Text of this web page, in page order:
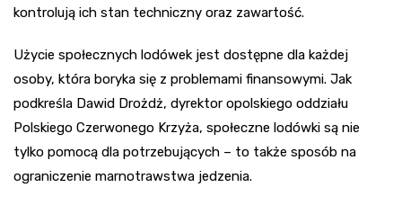
kontrolują ich stan techniczny oraz zawartość.
Użycie społecznych lodówek jest dostępne dla każdej
osoby, która boryka się z problemami finansowymi. Jak
podkreśla Dawid Drożdż, dyrektor opolskiego oddziału
Polskiego Czerwonego Krzyża, społeczne lodówki są nie
tylko pomocą dla potrzebujących – to także sposób na
ograniczenie marnotrawstwa jedzenia.